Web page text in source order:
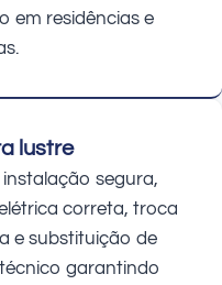
em residências e
lustre
segura,
correta, troca
e substituição de
garantindo